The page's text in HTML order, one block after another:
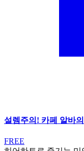
설렘주의! 카페 알바
FREE